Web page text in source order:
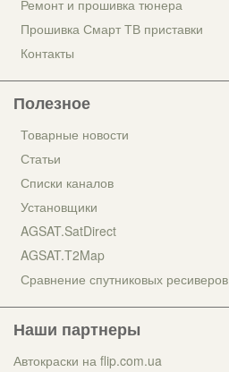
Ремонт и прошивка тюнера
Прошивка Смарт ТВ приставки
Контакты
Полезное
Товарные новости
Статьи
Списки каналов
Установщики
AGSAT.SatDirect
AGSAT.T2Map
Сравнение спутниковых ресиверов
Наши партнеры
Автокраски на flip.com.ua